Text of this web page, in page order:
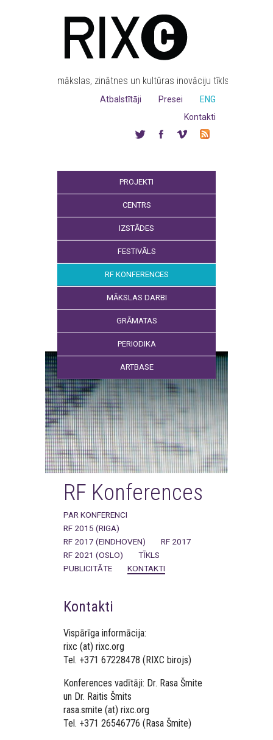
mākslas, zinātnes un kultūras inovāciju tīkls
ENG
Presei
Atbalstītāji
Kontakti
PROJEKTI
CENTRS
IZSTĀDES
FESTIVĀLS
RF KONFERENCES
MĀKSLAS DARBI
GRĀMATAS
PERIODIKA
ARTBASE
RF Konferences
PAR KONFERENCI
RF 2015 (RIGA)
RF 2017 (EINDHOVEN)
RF 2017
RF 2021 (OSLO)
TĪKLS
PUBLICITĀTE
KONTAKTI
Kontakti
Vispārīga informācija:
rixc (at) rixc.org
Tel. +371 67228478 (RIXC birojs)
Konferences vadītāji: Dr. Rasa Šmite
un Dr. Raitis Šmits
rasa.smite (at) rixc.org
Tel. +371 26546776 (Rasa Šmite)